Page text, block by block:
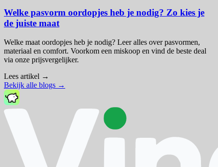
Welke pasvorm oordopjes heb je nodig? Zo kies je
de juiste maat
Welke maat oordopjes heb je nodig? Leer alles over pasvormen,
materiaal en comfort. Voorkom een miskoop en vind de beste deal
via onze prijsvergelijker.
Lees artikel →
Bekijk alle blogs →